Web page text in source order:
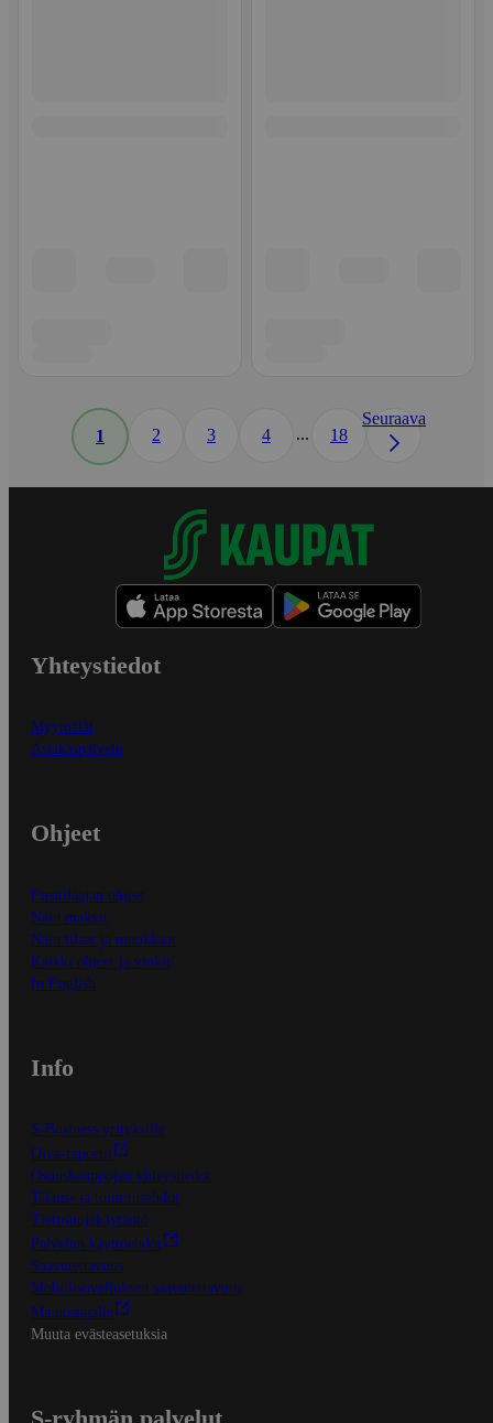
1 2 3 4 ... 18
Seuraava
Yhteystiedot
Myymälät
Asiakaspalvelu
Ohjeet
Ensitilaajan ohjeet
Näin maksat
Näin tilaat ja muokkaat
Kaikki ohjeet ja vinkit
In English
Info
S-Business yrityksille
Oiva-raportit
Osuuskauppojen yhteystiedot
Tilaus- ja toimitusehdot
Tietosuojakäytäntö
Palvelun käyttöehdot
Saavutettavuus
Mobiilisovelluksen saavutettavuus
Mainostajalle
Muuta evästeasetuksia